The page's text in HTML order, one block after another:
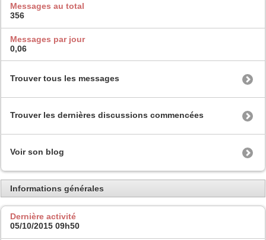
Messages au total
356
Messages par jour
0,06
Trouver tous les messages
Trouver les dernières discussions commencées
Voir son blog
Informations générales
Dernière activité
05/10/2015 09h50